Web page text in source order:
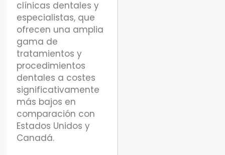
clínicas dentales y
especialistas, que
ofrecen una amplia
gama de
tratamientos y
procedimientos
dentales a costes
significativamente
más bajos en
comparación con
Estados Unidos y
Canadá.